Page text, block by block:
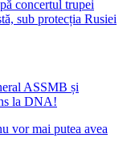
concertul trupei
sub protecția Rusiei
ASSMB și
la DNA!
vor mai putea avea